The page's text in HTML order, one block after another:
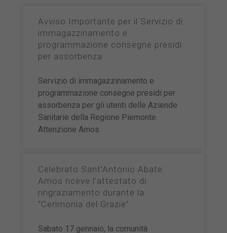
Avviso Importante per il Servizio di
immagazzinamento e
programmazione consegne presidi
per assorbenza
Servizio di immagazzinamento e
programmazione consegne presidi per
assorbenza per gli utenti delle Aziende
Sanitarie della Regione Piemonte.
Attenzione Amos
Celebrato Sant’Antonio Abate:
Amos riceve l’attestato di
ringraziamento durante la
“Cerimonia del Grazie”
Sabato 17 gennaio, la comunità